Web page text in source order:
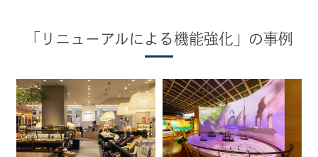
「リニューアルによる機能強化」の事例